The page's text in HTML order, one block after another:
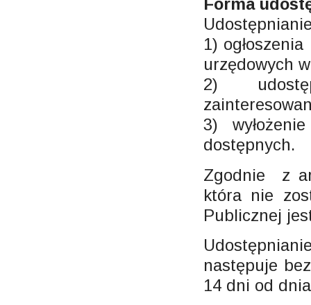
Forma
1)
urzędowych
2)
3)
dostępnych.
Zgodnie z
która nie
Publicznej
następuje
14 dni od